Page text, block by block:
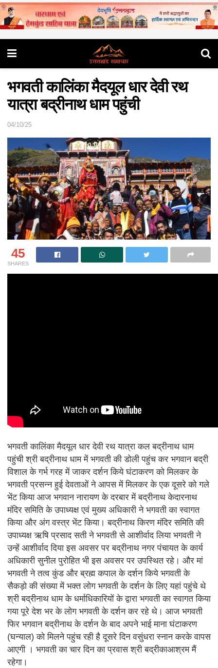
भगवती कालिंका मैदयूल धार देवी रथ
यात्रा बद्रीनाथ धाम पहुंची
04/10/25
45
SHARES
भगवती कालिंका मैदयूल धार देवी रथ यात्रा कल बद्रीनाथ धाम
पहुंची श्री बद्रीनाथ धाम में भगवती की डोली पहुंच कर भगवान बद्री
विशाल के गर्भ गरह में जाकर दर्शन किये घंटाकरण को मिलकर के
भगवती प्रसन्न हुई देवताओं ने आपस में मिलकर के एक दूसरे को गले
भेंट किया आज भगवान नारायण के दरबार में बद्रीनाथ केदारनाथ
मंदिर समिति के उपाध्यक्ष एवं मुख्य अधिकारी ने भगवती का स्वागत
किया और अंग वस्त्र भेंट किया। बद्रीनाथ किरण मंदिर समिति की
उपाध्यक्ष ऋषि प्रसाद सती ने भगवती से आशीर्वाद लिया भगवती ने
उन्हें आशीर्वाद दिया इस अवसर पर बद्रीनाथ नगर पंचायत के कार्य
अधिकारी सुनील पुरोहित भी इस अवसर पर उपस्थित रहे। और मां
भगवती ने तत्व कुंड और ब्रह्म कपाल के दर्शन किये भगवती के
सैकड़ो की संख्या में भक्त लोग भगवती के दर्शन के लिए यहां पहुंचे थे
श्री बद्रीनाथ धाम के धर्माधिकारियों के द्वारा भगवती का स्वागत किया
गया पूरे देश भर के लोग भगवती के दर्शन कर रहे थे। आज भगवती
फिर भगवान बद्रीनाथ के दर्शन के बाद अपने भाई माना घंटाकरण
(घन्याल) को मिलने पहुंच रही है दूसरे दिन वसुंधरा स्नान करके वापस
आएगी । भगवती का चार दिन का प्रवास श्री बद्रीकाआश्रम मैं
रहेगा।